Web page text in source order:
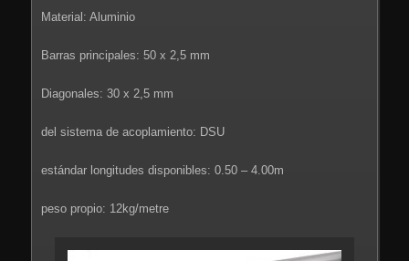
Material: Aluminio
Barras principales: 50 x 2,5 mm
Diagonales: 30 x 2,5 mm
del sistema de acoplamiento: DSU
estándar longitudes disponibles: 0.50 – 4.00m
peso propio: 12kg/metre